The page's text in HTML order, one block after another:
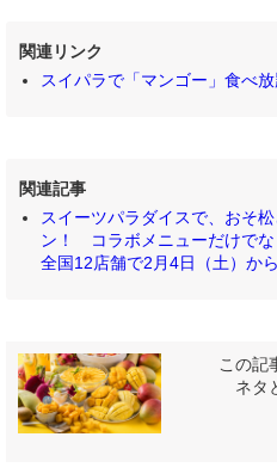
関連リンク
スイパラで「マンゴー」食べ放
関連記事
スイーツパラダイスで、おそ
ン！ コラボメニューだけでな
全国12店舗で2月4日（土）か
この記
ネタ